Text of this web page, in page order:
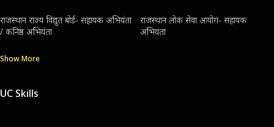
राजस्थान राज्य विद्युत बोर्ड- सहायक अभियंता
/ कनिष्ठ अभियंता
राजस्थान लोक सेवा आयोग- सहायक
अभियंता
Show More
UC Skills